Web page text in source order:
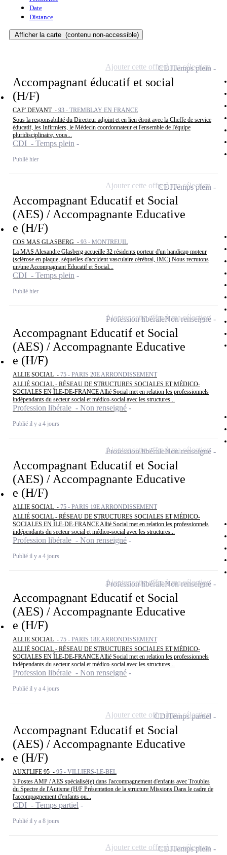
Date
Distance
Afficher la carte (contenu non-accessible)
Accompagnant éducatif et social
(H/F)
CAP' DEVANT - 93 - TREMBLAY EN FRANCE
Sous la responsabilité du Directeur adjoint et en lien étroit avec la Cheffe de service
éducatif, les Infirmiers, le Médecin coordonnateur et l'ensemble de l'équipe
pluridisciplinaire, vous...
CDI - Temps plein
Publié hier
CDITemps plein
Ajouter cette offre à ma sélection
Accompagnant Educatif et Social
(AES) / Accompagnante Educative
e (H/F)
COS MAS GLASBERG - 93 - MONTREUIL
La MAS Alexandre Glasberg accueille 32 résidents porteur d'un handicap moteur
(sclérose en plaque, séquelles d'accident vasculaire cérébral, IMC) Nous recrutons
un/une Accompagnant Educatif et Social...
CDI - Temps plein
Publié hier
CDITemps plein
Ajouter cette offre à ma sélection
Accompagnant Educatif et Social
(AES) / Accompagnante Educative
e (H/F)
ALLIE SOCIAL - 75 - PARIS 20E ARRONDISSEMENT
ALLIÉ SOCIAL - RÉSEAU DE STRUCTURES SOCIALES ET MÉDICO-
SOCIALES EN ÎLE-DE-FRANCE Allié Social met en relation les professionnels
indépendants du secteur social et médico-social avec les structures...
Profession libérale - Non renseigné
Publié il y a 4 jours
Profession libéraleNon renseigné
Ajouter cette offre à ma sélection
Accompagnant Educatif et Social
(AES) / Accompagnante Educative
e (H/F)
ALLIE SOCIAL - 75 - PARIS 19E ARRONDISSEMENT
ALLIÉ SOCIAL - RÉSEAU DE STRUCTURES SOCIALES ET MÉDICO-
SOCIALES EN ÎLE-DE-FRANCE Allié Social met en relation les professionnels
indépendants du secteur social et médico-social avec les structures...
Profession libérale - Non renseigné
Publié il y a 4 jours
Profession libéraleNon renseigné
Ajouter cette offre à ma sélection
Accompagnant Educatif et Social
(AES) / Accompagnante Educative
e (H/F)
ALLIE SOCIAL - 75 - PARIS 18E ARRONDISSEMENT
ALLIÉ SOCIAL - RÉSEAU DE STRUCTURES SOCIALES ET MÉDICO-
SOCIALES EN ÎLE-DE-FRANCE Allié Social met en relation les professionnels
indépendants du secteur social et médico-social avec les structures...
Profession libérale - Non renseigné
Publié il y a 4 jours
Profession libéraleNon renseigné
Ajouter cette offre à ma sélection
Accompagnant Educatif et Social
(AES) / Accompagnante Educative
e (H/F)
AUXI'LIFE 95 - 95 - VILLIERS-LE-BEL
3 Postes AMP / AES spécialisé(e) dans l'accompagnement d'enfants avec Troubles
du Spectre de l'Autisme (H/F Présentation de la structure Missions Dans le cadre de
l'accompagnement d'enfants ou...
CDI - Temps partiel
Publié il y a 8 jours
CDITemps partiel
Ajouter cette offre à ma sélection
CDITemps plein
Ajouter cette offre à ma sélection